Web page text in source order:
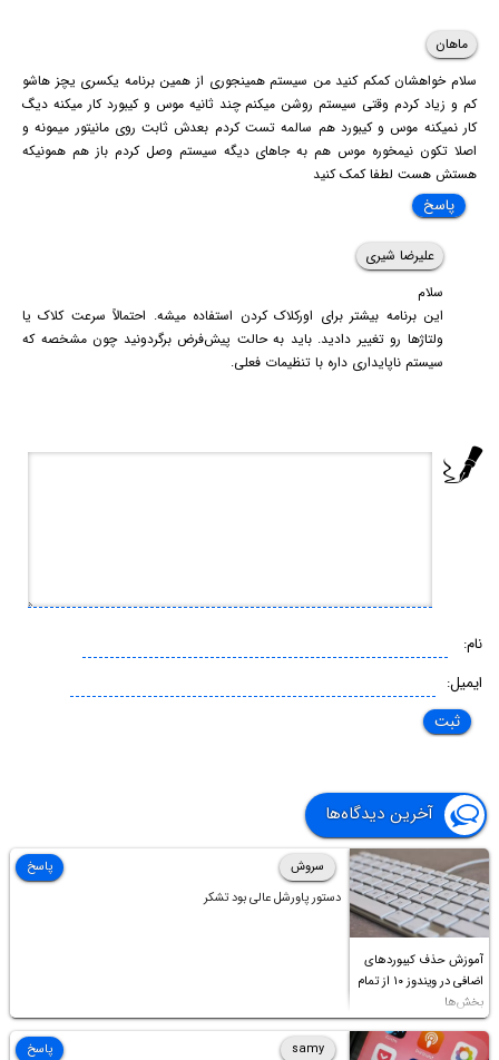
ماهان
سلام خواهشان کمکم کنید من سیستم همینجوری از همین برنامه یکسری یچز هاشو
کم و زیاد کردم وقتی سیستم روشن میکنم چند ثانیه موس و کیبورد کار میکنه دیگ
کار نمیکنه موس و کیبورد هم سالمه تست کردم بعدش ثابت روی مانیتور میمونه و
اصلا تکون نیمخوره موس هم به جاهای دیگه سیستم وصل کردم باز هم همونیکه
هستش هست لطفا کمک کنید
پاسخ
علیرضا شیری
سلام
این برنامه بیشتر برای اورکلاک کردن استفاده میشه. احتمالاً سرعت کلاک یا
ولتاژها رو تغییر دادید. باید به حالت پیش‌فرض برگردونید چون مشخصه که
سیستم ناپایداری داره با تنظیمات فعلی.
نام:
ایمیل:
آخرین دیدگاه‌ها
آموزش حذف کیبوردهای
اضافی در ویندوز ۱۰ از تمام
بخش‌ها
سروش
دستور پاورشل عالی بود تشکر
پاسخ
samy
پاسخ